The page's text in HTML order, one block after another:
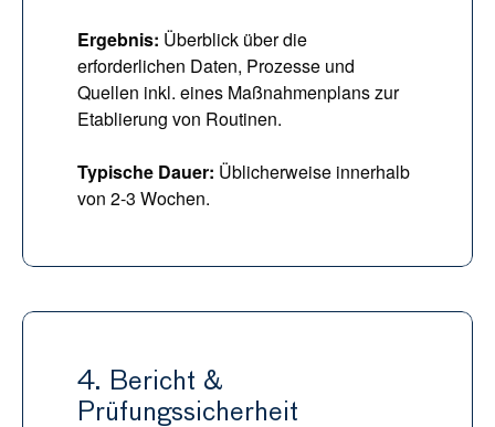
Ergebnis: Überblick über die
erforderlichen Daten, Prozesse und
Quellen inkl. eines Maßnahmenplans zur
Etablierung von Routinen.
Typische Dauer: Üblicherweise innerhalb
von 2-3 Wochen.
4. Bericht &
Prüfungssicherheit